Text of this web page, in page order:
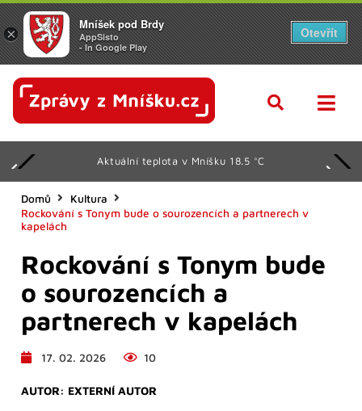
Aktuální teplota v Mníšku 18.5 °C
Domů
Kultura
Rockování s Tonym bude o sourozencích a partnerech v
kapelách
Rockování s Tonym bude
o sourozencích a
partnerech v kapelách
17. 02. 2026 10
AUTOR: EXTERNÍ AUTOR
×
Mníšek pod Brdy
AppSisto
- In Google Play
Otevřít